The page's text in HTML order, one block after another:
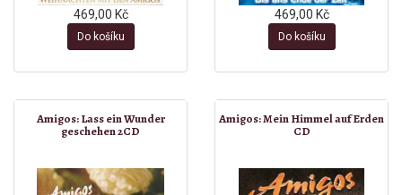
469,00 Kč
Do košíku
469,00 Kč
Do košíku
Amigos: Lass ein Wunder
geschehen 2CD
Amigos: Mein Himmel auf Erden
CD